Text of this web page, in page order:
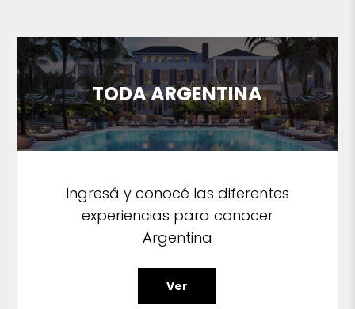
TODA ARGENTINA
Ingresá y conocé las diferentes
experiencias para conocer
Argentina
Ver